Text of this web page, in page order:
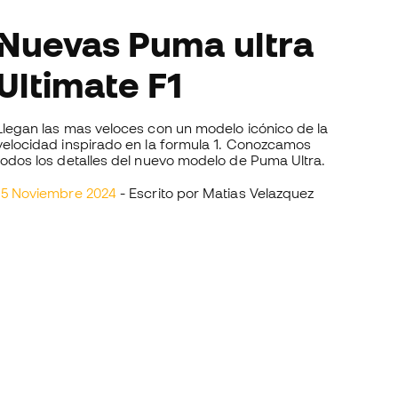
ultra
F1
las mas veloces con un modelo icónico de la
inspirado en la formula 1. Conozcamos
los detalles del nuevo modelo de Puma Ultra.
Noviembre 2024- Escrito por Matias Velazquez